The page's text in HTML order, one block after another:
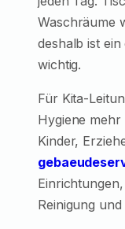
Waschräume
deshalb ist
wichtig.
Für Kita-
Hygiene
Kinder,
Reinigung